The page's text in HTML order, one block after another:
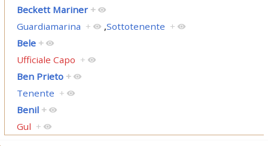
Beckett Mariner +
Guardiamarina + ,Sottotenente +
Bele +
Ufficiale Capo +
Ben Prieto +
Tenente +
Benil +
Gul +